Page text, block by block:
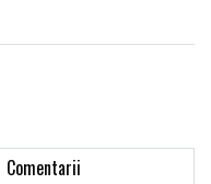
Comentarii